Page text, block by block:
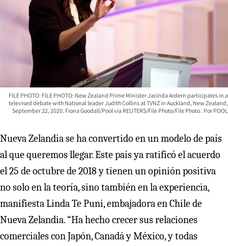
FILE PHOTO: FILE PHOTO: New Zealand Prime Minister Jacinda Ardern participates in a
televised debate with National leader Judith Collins at TVNZ in Auckland, New Zealand,
September 22, 2020. Fiona Goodall/Pool via REUTERS/File Photo/File Photo
POOL
Nueva Zelandia se ha convertido en un modelo de país
al que queremos llegar. Este país ya ratificó el acuerdo
el 25 de octubre de 2018 y tienen un opinión positiva
no solo en la teoría, sino también en la experiencia,
manifiesta Linda Te Puni, embajadora en Chile de
Nueva Zelandia. “Ha hecho crecer sus relaciones
comerciales con Japón, Canadá y México, y todas